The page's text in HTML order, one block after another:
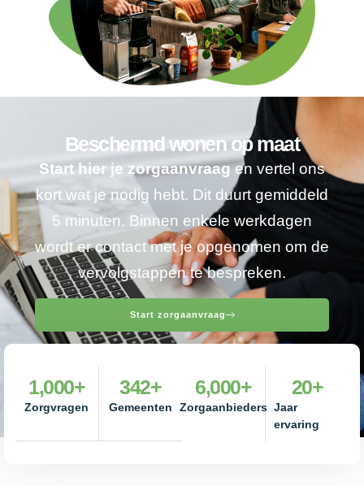
Beschermd wonen op maat
Start hier je zorgaanvraagen vertel ons
kort wat je nodig hebt. Dit duurt gemiddeld
5 minuten. Binnen enkele werkdagen
wordt er contact met je opgenomen om de
vervolgstappen te bespreken.
Start zorgaanvraag
Zorgvragen
1,000+
Gemeenten
342+
Zorgaanbieders
6,000+
Jaar
ervaring
20+